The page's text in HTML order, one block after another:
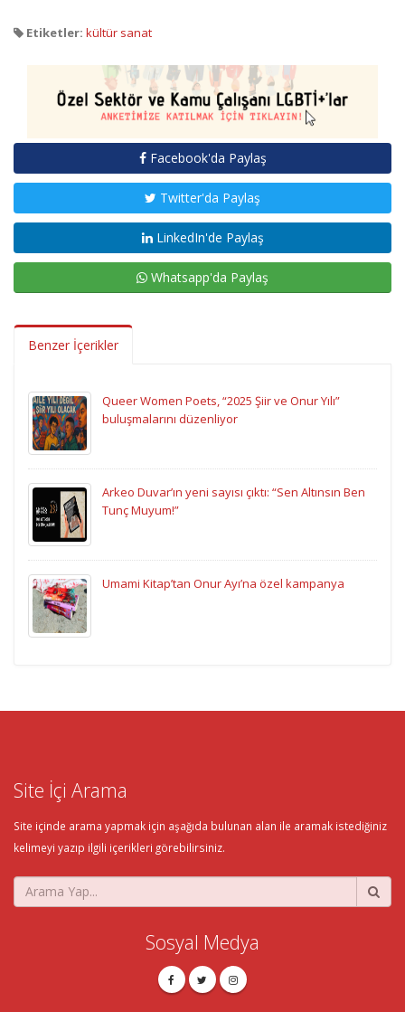
Etiketler: kültür sanat
Facebook'da Paylaş
Twitter'da Paylaş
LinkedIn'de Paylaş
Whatsapp'da Paylaş
Benzer İçerikler
Queer Women Poets, “2025 Şiir ve Onur Yılı”
buluşmalarını düzenliyor
Arkeo Duvar’ın yeni sayısı çıktı: “Sen Altınsın Ben
Tunç Muyum!”
Umami Kitap’tan Onur Ayı’na özel kampanya
Site İçi Arama
Site içinde arama yapmak için aşağıda bulunan alan ile aramak istediğiniz
kelimeyi yazıp ilgili içerikleri görebilirsiniz.
Sosyal Medya